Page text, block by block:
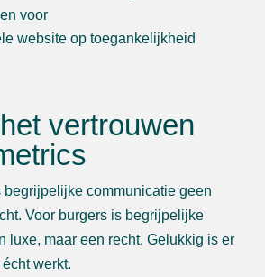
voor
website op toegankelijkheid
vertrouwen
begrijpelijke communicatie geen
Voor burgers is begrijpelijke
luxe, maar een recht. Gelukkig is er
werkt.